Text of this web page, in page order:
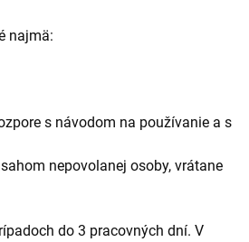
najmä:
s návodom na používanie a s
nepovolanej osoby, vrátane
do 3 pracovných dní. V